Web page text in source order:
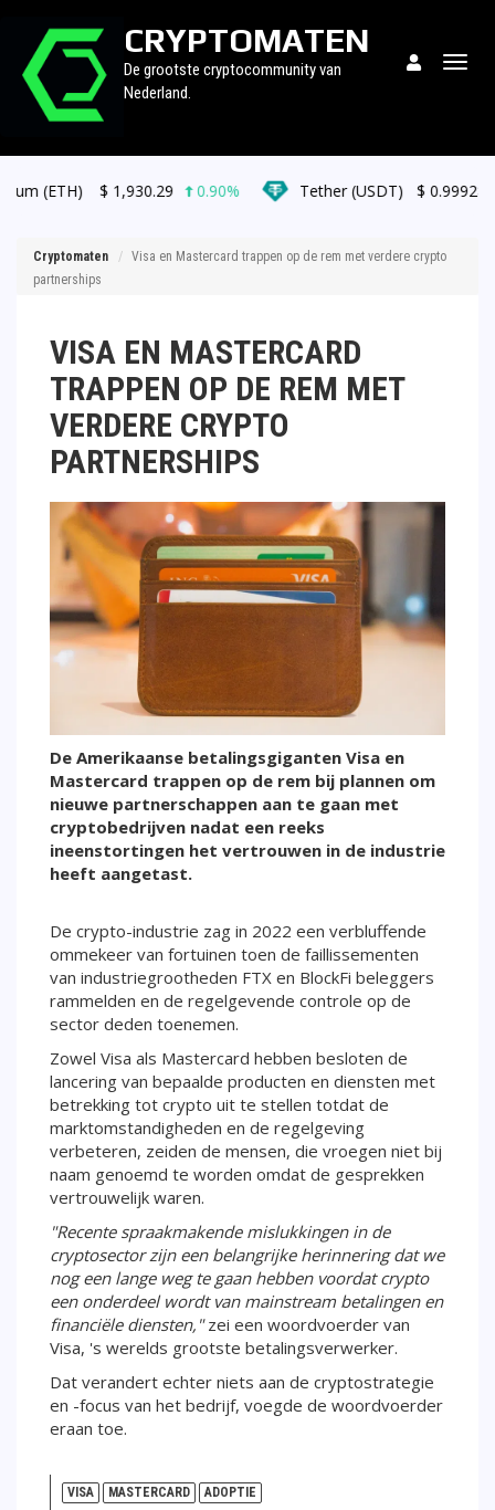
CRYPTOMATEN
De grootste cryptocommunity van
Nederland.
$1,930.29 0.90% Tether (USDT) $0.999286 0.00%
Cryptomaten
Visa en Mastercard trappen op de rem met verdere crypto
partnerships
VISA EN MASTERCARD
TRAPPEN OP DE REM MET
VERDERE CRYPTO
PARTNERSHIPS
De Amerikaanse betalingsgiganten Visa en
Mastercard trappen op de rem bij plannen om
nieuwe partnerschappen aan te gaan met
cryptobedrijven nadat een reeks
ineenstortingen het vertrouwen in de industrie
heeft aangetast.
De crypto-industrie zag in 2022 een verbluffende
ommekeer van fortuinen toen de faillissementen
van industriegrootheden FTX en BlockFi beleggers
rammelden en de regelgevende controle op de
sector deden toenemen.
Zowel Visa als Mastercard hebben besloten de
lancering van bepaalde producten en diensten met
betrekking tot crypto uit te stellen totdat de
marktomstandigheden en de regelgeving
verbeteren, zeiden de mensen, die vroegen niet bij
naam genoemd te worden omdat de gesprekken
vertrouwelijk waren.
"Recente spraakmakende mislukkingen in de
cryptosector zijn een belangrijke herinnering dat we
nog een lange weg te gaan hebben voordat crypto
een onderdeel wordt van mainstream betalingen en
financiële diensten,"zei een woordvoerder van
Visa, 's werelds grootste betalingsverwerker.
Dat verandert echter niets aan de cryptostrategie
en -focus van het bedrijf, voegde de woordvoerder
eraan toe.
VISA MASTERCARD ADOPTIE